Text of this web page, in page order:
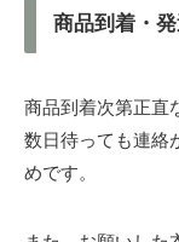
商品到着・
商品到着次第正直
数日待っても連絡
めです。